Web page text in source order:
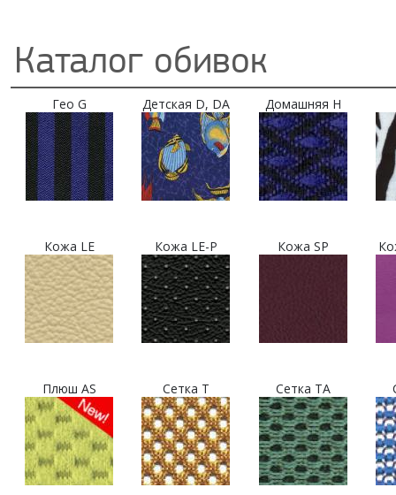
Каталог обивок
Гео G Детская D, DA Домашняя H
Кожа LE Кожа LE-P Кожа SP
Плюш AS Сетка T Сетка TA